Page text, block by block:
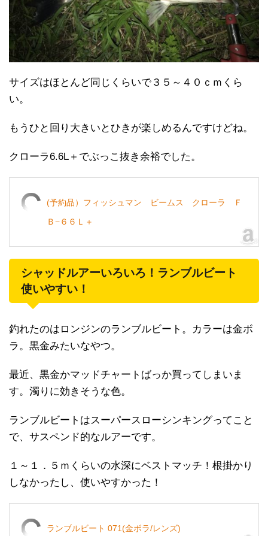
サイズはほとんど同じくらいで３５～４０ｃｍくら
い。
もうひと回り大きいとひきが楽しめるんですけどね。
クローラ6.6L＋でぶっこ抜き余裕でした。
(予約品）フィッシュマン ビームス クローラ Ｆ
Ｂ−６６Ｌ＋
シャッドルアーいろいろ！ランブルビート
使いやすい！
釣れたのはロンジンのランブルビート。カラーは金ボ
ラ。黒金みたいなやつ。
最近、黒金かマッドチャートばっか買ってしまいま
す。濁りに効きそうな色。
ランブルビートはスーパースローシンキングってこと
で、サスペンド的なルアーです。
１～１．５ｍくらいの水深にベストマッチ！根掛かり
しなかったし、使いやすかった！
ランブルビート 071(金ボラ/レンズ)